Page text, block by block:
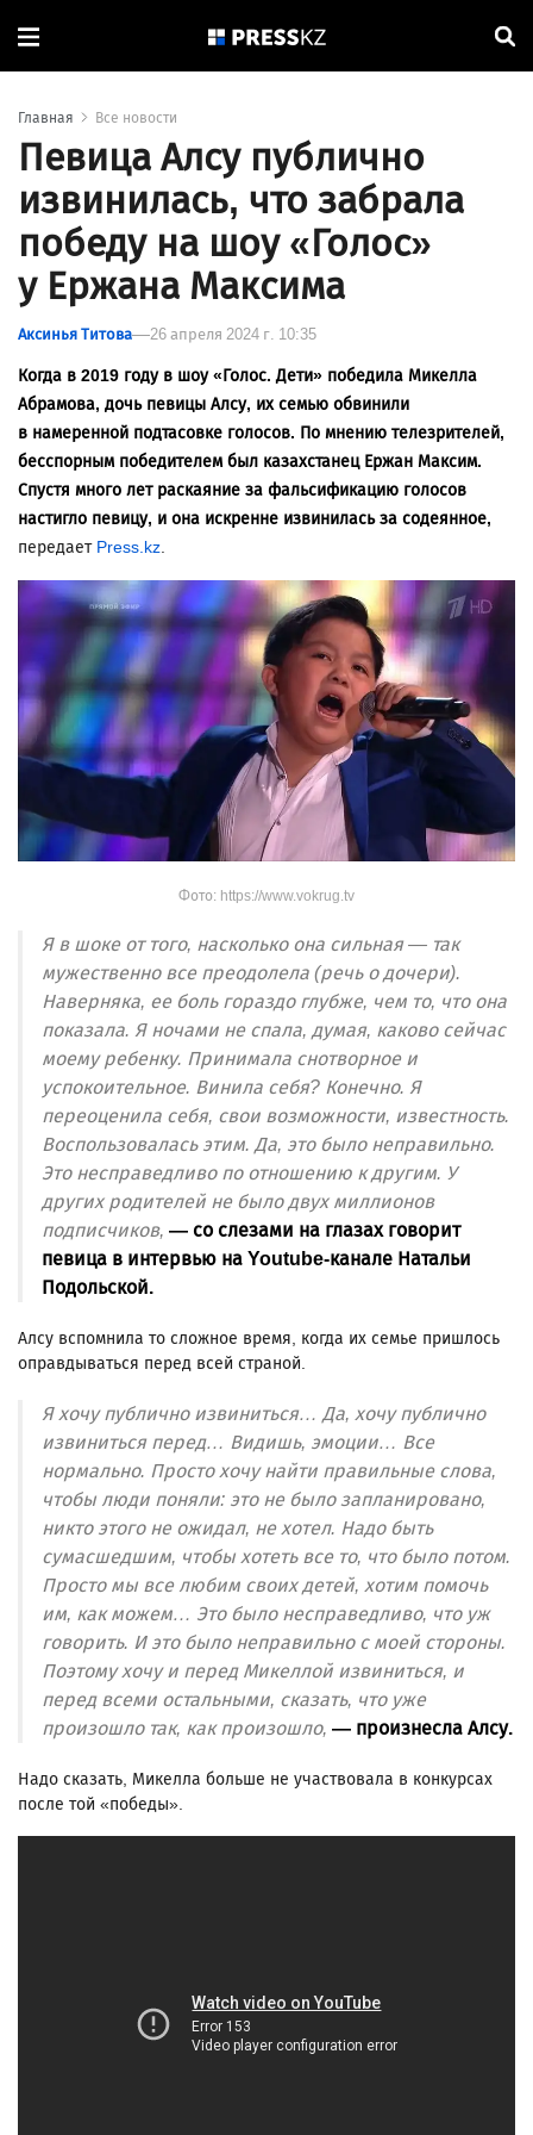
Главная Все новости
Певица Алсу публично
извинилась, что забрала
победу на шоу «Голос»
у Ержана Максима
Аксинья Титова 26 апреля 2024 г. 10:35
Когда в 2019 году в шоу «Голос. Дети» победила Микелла
Абрамова, дочь певицы Алсу, их семью обвинили
в намеренной подтасовке голосов. По мнению телезрителей,
бесспорным победителем был казахстанец Ержан Максим.
Спустя много лет раскаяние за фальсификацию голосов
настигло певицу, и она искренне извинилась за содеянное,
передает Press.kz.
Фото: https://www.vokrug.tv
Я в шоке от того, насколько она сильная — так
мужественно все преодолела (речь о дочери).
Наверняка, ее боль гораздо глубже, чем то, что она
показала. Я ночами не спала, думая, каково сейчас
моему ребенку. Принимала снотворное и
успокоительное. Винила себя? Конечно. Я
переоценила себя, свои возможности, известность.
Воспользовалась этим. Да, это было неправильно.
Это несправедливо по отношению к другим. У
других родителей не было двух миллионов
подписчиков, — со слезами на глазах говорит
певица в интервью на Youtube-канале Натальи
Подольской.
Алсу вспомнила то сложное время, когда их семье пришлось
оправдываться перед всей страной.
Я хочу публично извиниться… Да, хочу публично
извиниться перед… Видишь, эмоции… Все
нормально. Просто хочу найти правильные слова,
чтобы люди поняли: это не было запланировано,
никто этого не ожидал, не хотел. Надо быть
сумасшедшим, чтобы хотеть все то, что было потом.
Просто мы все любим своих детей, хотим помочь
им, как можем… Это было несправедливо, что уж
говорить. И это было неправильно с моей стороны.
Поэтому хочу и перед Микеллой извиниться, и
перед всеми остальными, сказать, что уже
произошло так, как произошло, — произнесла Алсу.
Надо сказать, Микелла больше не участвовала в конкурсах
после той «победы».